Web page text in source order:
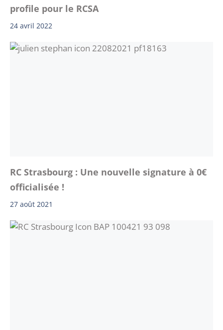
profile pour le RCSA
24 avril 2022
RC Strasbourg : Une nouvelle signature à 0€
officialisée !
27 août 2021